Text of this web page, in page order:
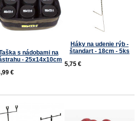
s nádobami na
- 25x14x10cm
€
Háky na udenie rýb -
štandart - 18cm - 5ks
5,75 €